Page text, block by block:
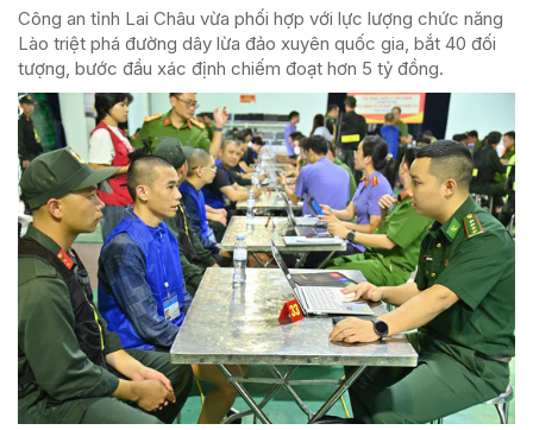
Công an tỉnh Lai Châu vừa phối hợp với lực lượng chức năng
Lào triệt phá đường dây lừa đảo xuyên quốc gia, bắt 40 đối
tượng, bước đầu xác định chiếm đoạt hơn 5 tỷ đồng.